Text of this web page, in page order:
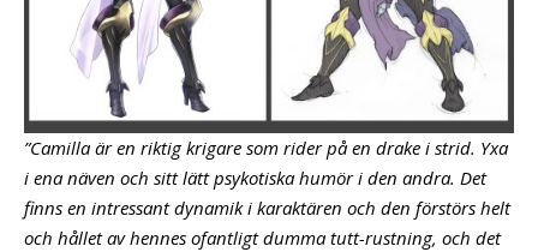
”Camilla är en riktig krigare som rider på en drake i strid. Yxa
i ena näven och sitt lätt psykotiska humör i den andra. Det
finns en intressant dynamik i karaktären och den förstörs helt
och hållet av hennes ofantligt dumma tutt-rustning, och det